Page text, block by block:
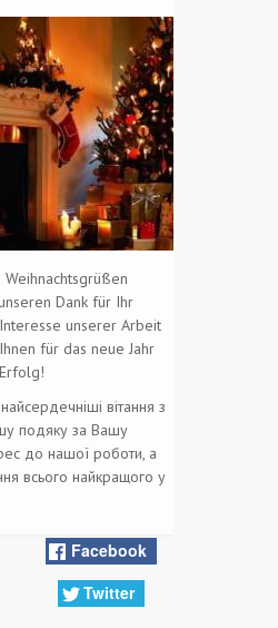
Dank für Ihr
unserer Arbeit
für das neue Jahr
вітання з
подяку за Вашу
до нашої роботи, а
всього найкращого у
Facebook
Twitter